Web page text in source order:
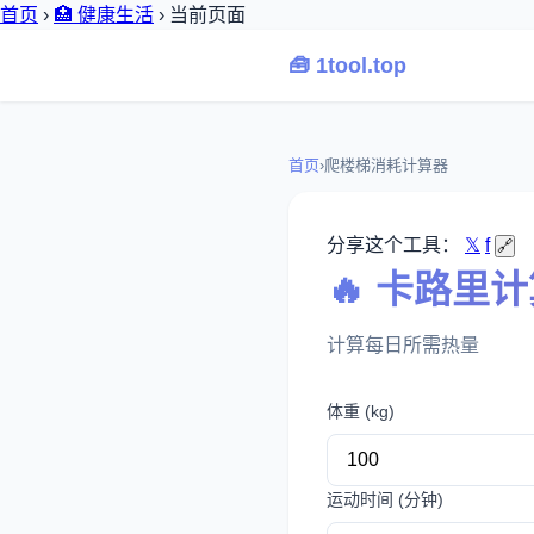
首页 › 🏥 健康生活 › 当前页面
🧰 1tool.top
首页›爬楼梯消耗计算器
分享这个工具： 𝕏 f 🔗
🔥 卡路里
计算每日所需热量
体重 (kg)
运动时间 (分钟)